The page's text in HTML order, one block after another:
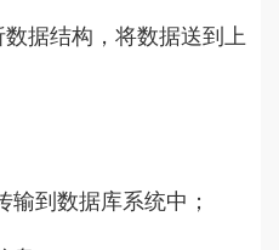
据结构，将数据送到上
输到数据库系统中；